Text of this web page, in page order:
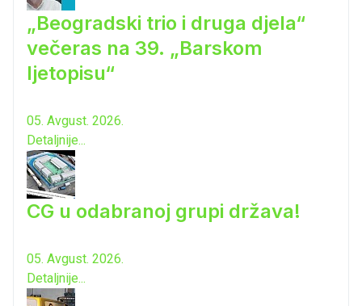
„Beogradski trio i druga djela“
večeras na 39. „Barskom
ljetopisu“
05. Avgust. 2026.
Detaljnije...
CG u odabranoj grupi država!
05. Avgust. 2026.
Detaljnije...